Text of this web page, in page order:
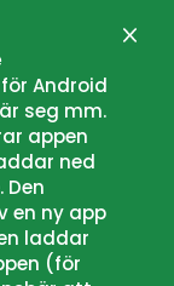
Android
seg mm.
appen
ned
en ny app
laddar
(för